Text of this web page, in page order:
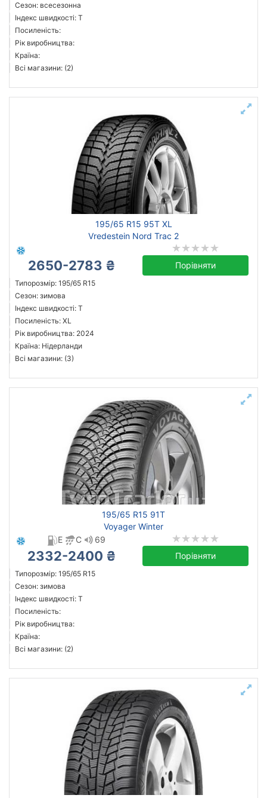
Сезон: всесезонна
Індекс швидкості: T
Посиленість:
Рік виробництва:
Країна:
Всі магазини: (2)
195/65 R15 95T XL
Vredestein Nord Trac 2
2650-2783 ₴ Порівняти
Типорозмір: 195/65 R15
Сезон: зимова
Індекс швидкості: T
Посиленість: XL
Рік виробництва: 2024
Країна: Нідерланди
Всі магазини: (3)
195/65 R15 91T
Voyager Winter
E
C 69
2332-2400 ₴ Порівняти
Типорозмір: 195/65 R15
Сезон: зимова
Індекс швидкості: T
Посиленість:
Рік виробництва:
Країна:
Всі магазини: (2)